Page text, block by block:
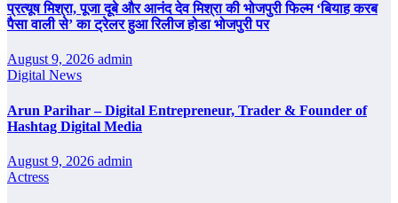
प्रत्यूष मिश्रा, पूजा दूबे और आनंद देव मिश्रा की भोजपुरी फिल्म ‘बियाह करब
पैसा वाली से’ का ट्रेलर हुआ रिलीज होडा भोजपुरी पर
August 9, 2026 admin
Digital News
Arun Parihar – Digital Entrepreneur, Trader & Founder of
Hashtag Digital Media
August 9, 2026 admin
Actress